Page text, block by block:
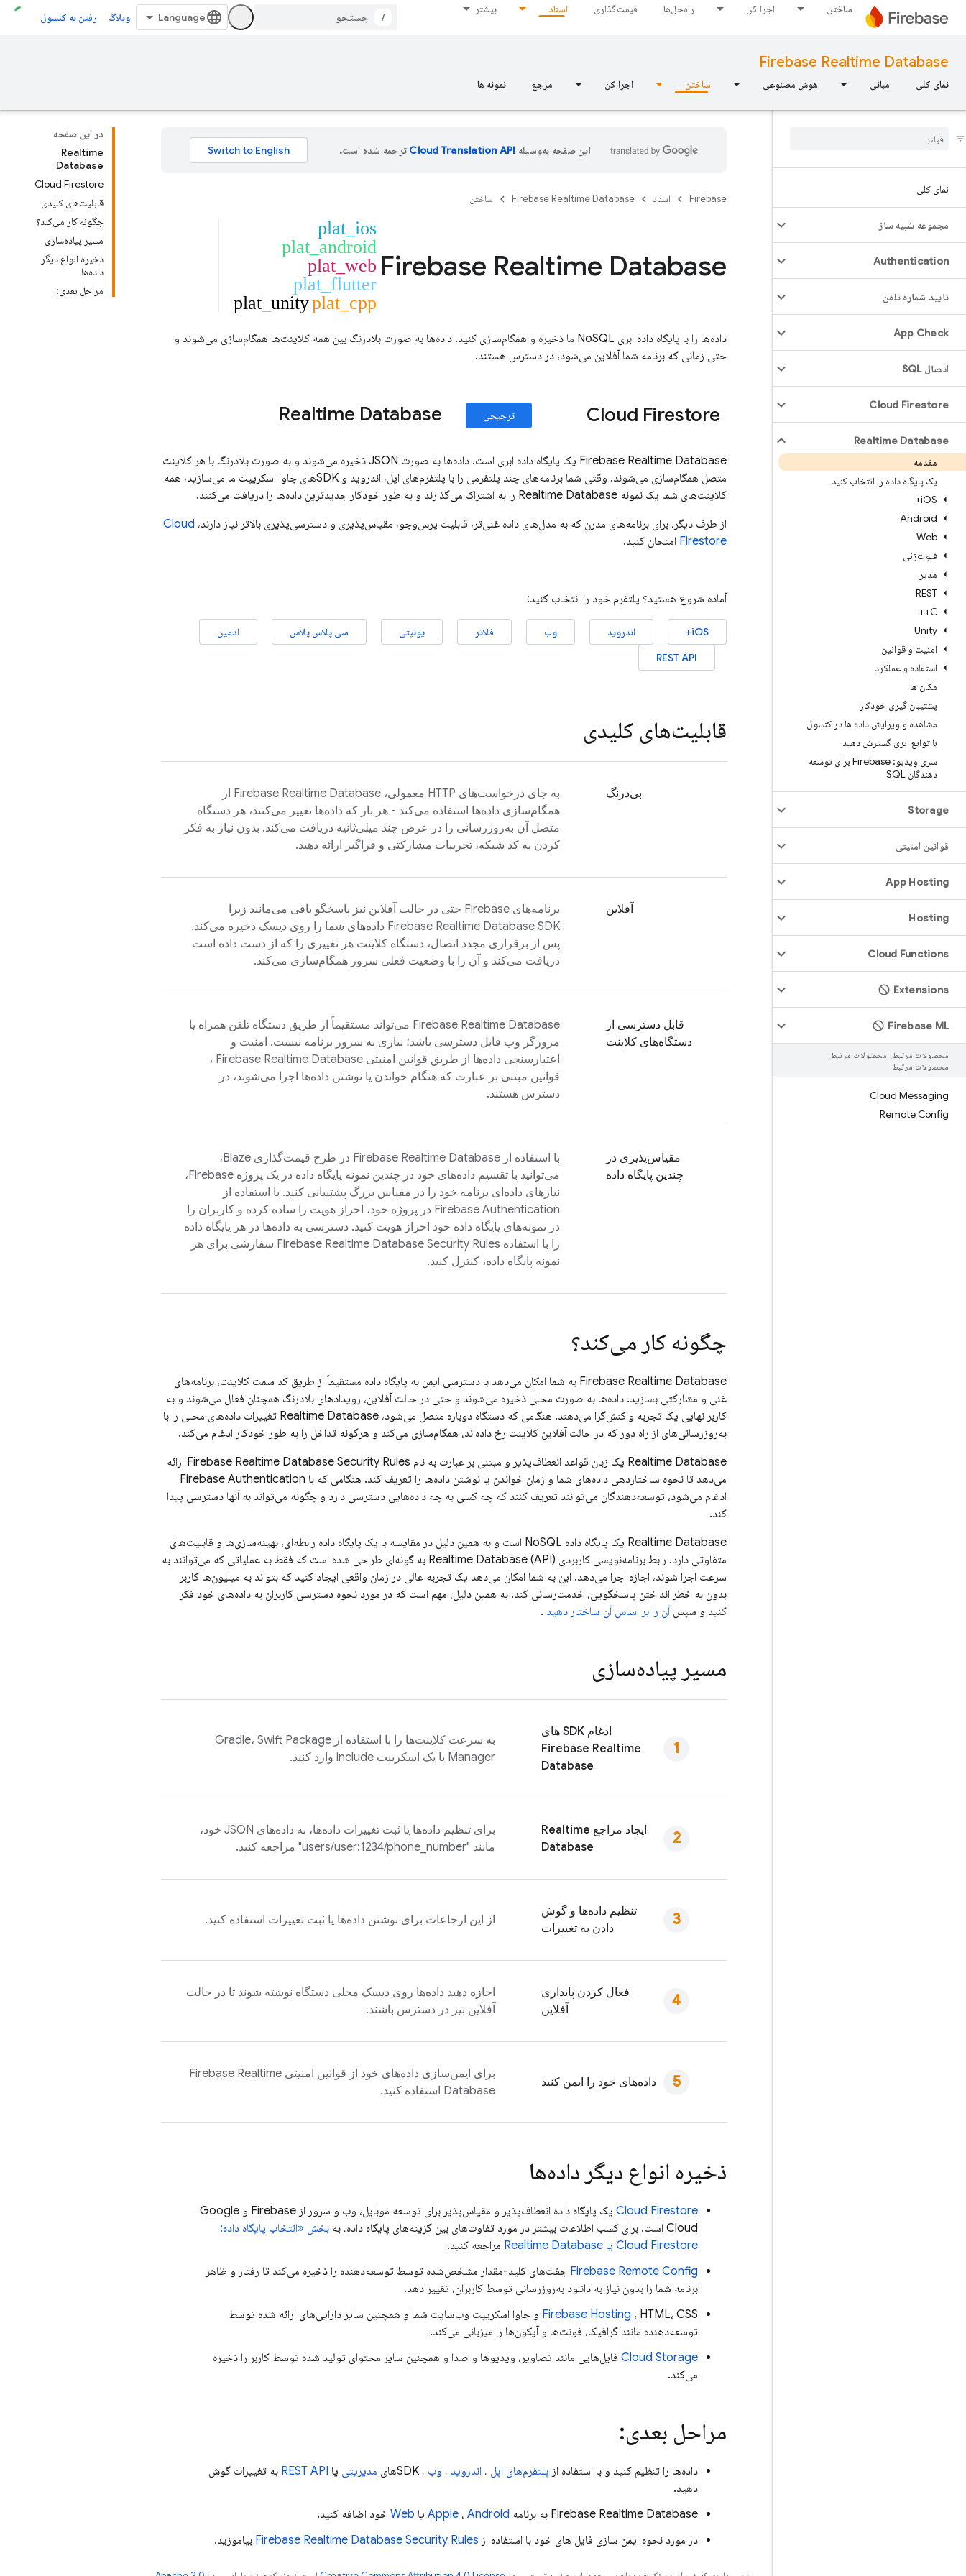
ساختن اجرا کن راه‌حل‌ها قیمت‌گذاری اسناد بیشتر
/ وبلاگ رفتن به کنسول
Firebase Realtime Database
نمای کلی مبانی هوش مصنوعی ساختن اجرا کن مرجع نمونه ها
نمای کلی
مجموعه شبیه ساز
Authentication
تایید شماره تلفن
App Check
اتصال SQL
Cloud Firestore
Realtime Database
مقدمه
یک پایگاه داده را انتخاب کنید
iOS+
Android
Web
فلوت‌زنی
مدیر
REST
C++
Unity
امنیت و قوانین
استفاده و عملکرد
مکان ها
پشتیبان گیری خودکار
مشاهده و ویرایش داده ها در کنسول
با توابع ابری گسترش دهید
سری ویدیو: Firebase برای توسعه
دهندگان SQL
Storage
قوانین امنیتی
App Hosting
Hosting
Cloud Functions
Extensions
Firebase ML
محصولات مرتبط، محصولات مرتبط،
محصولات مرتبط
Cloud Messaging
Remote Config
در این صفحه
Realtime
Database
Cloud Firestore
قابلیت‌های کلیدی
چگونه کار می‌کند؟
مسیر پیاده‌سازی
ذخیره انواع دیگر
داده‌ها
مراحل بعدی:
این صفحه به‌وسیله ترجمه شده است.
Firebase اسناد Firebase Realtime Database ساختن
Firebase Realtime Database
plat_ios
plat_android
plat_web
plat_flutter
plat_cpp
plat_unity
داده‌ها را با پایگاه داده ابری NoSQL ما ذخیره و همگام‌سازی کنید. داده‌ها به صورت بلادرنگ بین همه کلاینت‌ها همگام‌سازی می‌شوند و
حتی زمانی که برنامه شما آفلاین می‌شود، در دسترس هستند.
Realtime Database Cloud Firestore ترجیحی
Firebase Realtime Database
یک پایگاه داده ابری است. داده‌ها به صورت JSON ذخیره می‌شوند و به صورت بلادرنگ با هر کلاینت
متصل همگام‌سازی می‌شوند. وقتی شما برنامه‌های چند پلتفرمی را با پلتفرم‌های اپل، اندروید و SDKهای جاوا اسکریپت ما می‌سازید، همه
کلاینت‌های شما یک نمونه Realtime Database را به اشتراک می‌گذارند و به طور خودکار جدیدترین داده‌ها را دریافت می‌کنند.
از طرف دیگر، برای برنامه‌های مدرن که به مدل‌های داده غنی‌تر، قابلیت پرس‌وجو، مقیاس‌پذیری و دسترسی‌پذیری بالاتر نیاز دارند، Cloud
Firestore امتحان کنید.
آماده شروع هستید؟ پلتفرم خود را انتخاب کنید:
iOS+ اندروید وب فلاتر یونیتی سی پلاس پلاس
ادمین
REST API
قابلیت‌های کلیدی
بی‌درنگ به جای درخواست‌های HTTP معمولی، Firebase Realtime Database از
همگام‌سازی داده‌ها استفاده می‌کند - هر بار که داده‌ها تغییر می‌کنند، هر دستگاه
متصل آن به‌روزرسانی را در عرض چند میلی‌ثانیه دریافت می‌کند. بدون نیاز به فکر
کردن به کد شبکه، تجربیات مشارکتی و فراگیر ارائه دهید.
آفلاین
برنامه‌های Firebase حتی در حالت آفلاین نیز پاسخگو باقی می‌مانند زیرا
Firebase Realtime Database SDK داده‌های شما را روی دیسک ذخیره می‌کند.
پس از برقراری مجدد اتصال، دستگاه کلاینت هر تغییری را که از دست داده است
دریافت می‌کند و آن را با وضعیت فعلی سرور همگام‌سازی می‌کند.
قابل دسترسی از
دستگاه‌های کلاینت
Firebase Realtime Database می‌تواند مستقیماً از طریق دستگاه تلفن همراه یا
مرورگر وب قابل دسترسی باشد؛ نیازی به سرور برنامه نیست. امنیت و
اعتبارسنجی داده‌ها از طریق قوانین امنیتی Firebase Realtime Database ،
قوانین مبتنی بر عبارت که هنگام خواندن یا نوشتن داده‌ها اجرا می‌شوند، در
دسترس هستند.
مقیاس‌پذیری در
چندین پایگاه داده
با استفاده از Firebase Realtime Database
در طرح قیمت‌گذاری Blaze،
می‌توانید با تقسیم داده‌های خود در چندین نمونه پایگاه داده در یک پروژه Firebase،
نیازهای داده‌ای برنامه خود را در مقیاس بزرگ پشتیبانی کنید. با استفاده از
Firebase Authentication در پروژه خود، احراز هویت را ساده کرده و کاربران را
در نمونه‌های پایگاه داده خود احراز هویت کنید. دسترسی به داده‌ها در هر پایگاه داده
را با استفاده
Firebase Realtime Database Security Rules
سفارشی برای هر
نمونه پایگاه داده، کنترل کنید.
چگونه کار می‌کند؟
Firebase Realtime Database به شما امکان می‌دهد با دسترسی ایمن به پایگاه داده مستقیماً از طریق کد سمت کلاینت، برنامه‌های
غنی و مشارکتی بسازید. داده‌ها به صورت محلی ذخیره می‌شوند و حتی در حالت آفلاین، رویدادهای بلادرنگ همچنان فعال می‌شوند و به
کاربر نهایی یک تجربه واکنش‌گرا می‌دهند. هنگامی که دستگاه دوباره متصل می‌شود، Realtime Database تغییرات داده‌های محلی را با
به‌روزرسانی‌های از راه دور که در حالت آفلاین کلاینت رخ داده‌اند، همگام‌سازی می‌کند و هرگونه تداخل را به طور خودکار ادغام می‌کند.
Realtime Database یک زبان قواعد انعطاف‌پذیر و مبتنی بر عبارت به نام Firebase Realtime Database Security Rules ارائه
می‌دهد تا نحوه ساختاردهی داده‌های شما و زمان خواندن یا نوشتن داده‌ها را تعریف کند. هنگامی که با Firebase Authentication
ادغام می‌شود، توسعه‌دهندگان می‌توانند تعریف کنند که چه کسی به چه داده‌هایی دسترسی دارد و چگونه می‌تواند به آنها دسترسی پیدا
کند.
Realtime Database
یک پایگاه داده NoSQL است و به همین دلیل در مقایسه با یک پایگاه داده رابطه‌ای، بهینه‌سازی‌ها و قابلیت‌های
متفاوتی دارد. رابط برنامه‌نویسی کاربردی (API)
Realtime Database به گونه‌ای طراحی شده است که فقط به عملیاتی که می‌توانند به
سرعت اجرا شوند، اجازه اجرا می‌دهد. این به شما امکان می‌دهد یک تجربه عالی در زمان واقعی ایجاد کنید که بتواند به میلیون‌ها کاربر
بدون به خطر انداختن پاسخگویی، خدمت‌رسانی کند. به همین دلیل، مهم است که در مورد نحوه دسترسی کاربران به داده‌های خود فکر
کنید و سپس آن را بر اساس آن ساختار دهید .
مسیر پیاده‌سازی
ادغام SDK های
Firebase Realtime
Database
به سرعت کلاینت‌ها را با استفاده از Gradle، Swift Package
Manager یا یک اسکریپت include وارد کنید.
ایجاد مراجع Realtime
Database
برای تنظیم داده‌ها یا ثبت تغییرات داده‌ها، به داده‌های JSON خود،
مانند "users/user:1234/phone_number" مراجعه کنید.
تنظیم داده‌ها و گوش
دادن به تغییرات
از این ارجاعات برای نوشتن داده‌ها یا ثبت تغییرات استفاده کنید.
فعال کردن پایداری
آفلاین
اجازه دهید داده‌ها روی دیسک محلی دستگاه نوشته شوند تا در حالت
آفلاین نیز در دسترس باشند.
داده‌های خود را ایمن کنید
برای ایمن‌سازی داده‌های خود از قوانین امنیتی Firebase Realtime
Database استفاده کنید.
ذخیره انواع دیگر داده‌ها
Cloud Firestore
یک پایگاه داده انعطاف‌پذیر و مقیاس‌پذیر برای توسعه موبایل، وب و سرور از Firebase و Google
Cloud است. برای کسب اطلاعات بیشتر در مورد تفاوت‌های بین گزینه‌های پایگاه داده، به
بخش «انتخاب پایگاه داده:
Cloud Firestore یا Realtime Database مراجعه کنید.
Firebase Remote Config جفت‌های کلید-مقدار مشخص‌شده توسط توسعه‌دهنده را ذخیره می‌کند تا رفتار و ظاهر
برنامه شما را بدون نیاز به دانلود به‌روزرسانی توسط کاربران، تغییر دهد.
Firebase Hosting ، HTML، CSS و جاوا اسکریپت وب‌سایت شما و همچنین سایر دارایی‌های ارائه شده توسط
توسعه‌دهنده مانند گرافیک، فونت‌ها و آیکون‌ها را میزبانی می‌کند.
Cloud Storage فایل‌هایی مانند تصاویر، ویدیوها و صدا و همچنین سایر محتوای تولید شده توسط کاربر را ذخیره
می‌کند.
مراحل بعدی:
داده‌ها را تنظیم کنید و با استفاده از پلتفرم‌های اپل ، اندروید ، وب ، SDKهای مدیریتی یا REST API به تغییرات گوش
دهید.
Firebase Realtime Database به برنامه Apple ، Android یا Web خود اضافه کنید.
در مورد نحوه ایمن سازی فایل های خود با استفاده از
Firebase Realtime Database Security Rules بیاموزید.